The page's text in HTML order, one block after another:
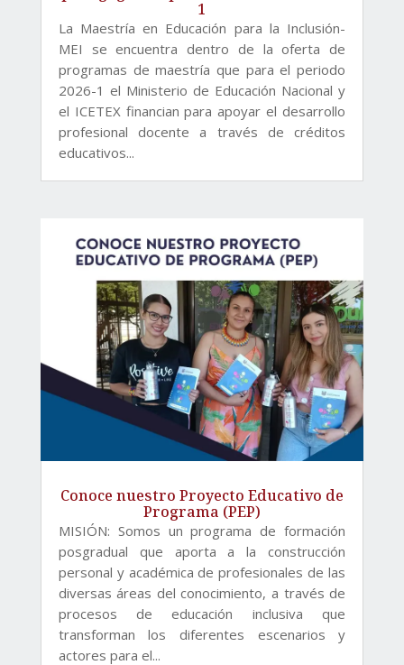
1
La Maestría en Educación para la Inclusión-
MEI se encuentra dentro de la oferta de
programas de maestría que para el periodo
2026-1 el Ministerio de Educación Nacional y
el ICETEX financian para apoyar el desarrollo
profesional docente a través de créditos
educativos...
Conoce nuestro Proyecto Educativo de
Programa (PEP)
MISIÓN: Somos un programa de formación
posgradual que aporta a la construcción
personal y académica de profesionales de las
diversas áreas del conocimiento, a través de
procesos de educación inclusiva que
transforman los diferentes escenarios y
actores para el...